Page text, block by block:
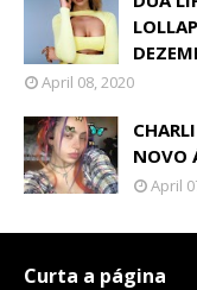
April 08, 2020
NOVO
April
Curta a página